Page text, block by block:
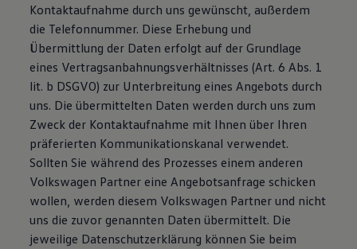
Kontaktaufnahme durch uns gewünscht, außerdem
die Telefonnummer. Diese Erhebung und
Übermittlung der Daten erfolgt auf der Grundlage
eines Vertragsanbahnungsverhältnisses (Art. 6 Abs. 1
lit. b DSGVO) zur Unterbreitung eines Angebots durch
uns. Die übermittelten Daten werden durch uns zum
Zweck der Kontaktaufnahme mit Ihnen über Ihren
präferierten Kommunikationskanal verwendet.
Sollten Sie während des Prozesses einem anderen
Volkswagen Partner eine Angebotsanfrage schicken
wollen, werden diesem Volkswagen Partner und nicht
uns die zuvor genannten Daten übermittelt. Die
jeweilige Datenschutzerklärung können Sie beim